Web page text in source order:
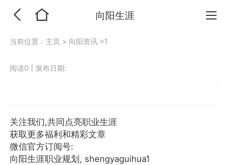
向阳生涯
当前位置： 主页 > 向阳资讯 >1
阅读0 发布日期:
关注我们,共同点亮职业生涯
获取更多福利和精彩文章
微信官方订阅号:
向阳生涯职业规划, shengyaguihua1